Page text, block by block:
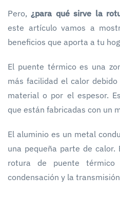
Pero, ¿para qué sirve la
este artículo vamos a
beneficios que aporta a tu
El puente térmico es una
más facilidad el calor
material o por el espesor.
que están fabricadas con un
El aluminio es un metal
una pequeña parte de
rotura de puente
condensación y la